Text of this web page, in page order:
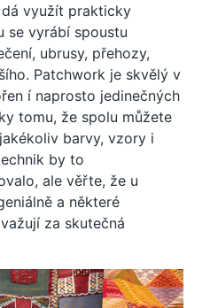
využít prakticky
se vyrábí spoustu
ubrusy, přehozy,
Patchwork je skvělý v
í naprosto jedinečných
tomu, že spolu můžete
barvy, vzory i
by to
ale věřte, že u
a některé
za skutečná